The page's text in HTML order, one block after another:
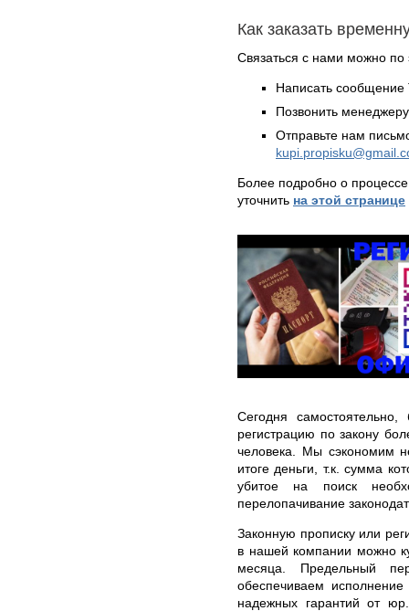
Как заказать
Связаться с нами можно по
Написать
Позвонить
Отправьте нам
Более подробно о
уточнить на этой странице
Сегодня
регистрацию по закону
человека. Мы сэкономим
итоге деньги, т.к. сумма
убитое на поиск
перелопачивание
Законную прописку или
в нашей компании можно
месяца. Предельный
обеспечиваем
надежных гарантий от